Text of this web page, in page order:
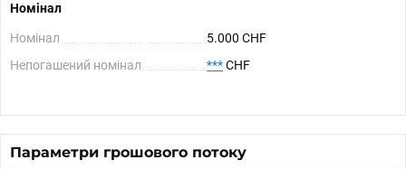
Номінал
Номінал
5.000 CHF
Непогашений номінал
***CHF
Параметри грошового потоку